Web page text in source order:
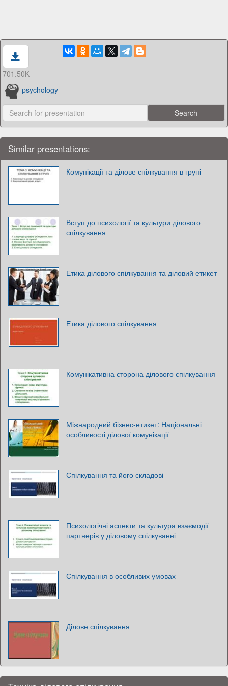
701.50K
psychology
Similar presentations:
Комунікації та ділове спілкування в групі
Вступ до психології та культури ділового
спілкування
Етика ділового спілкування та діловий етикет
Етика ділового спілкування
Комунікативна сторона ділового спілкування
Міжнародний бізнес-етикет: Національні
особливості ділової комунікації
Спілкування та його складові
Психологічні аспекти та культура взаємодії
партнерів у діловому спілкуванні
Спілкування в особливих умовах
Ділове спілкування